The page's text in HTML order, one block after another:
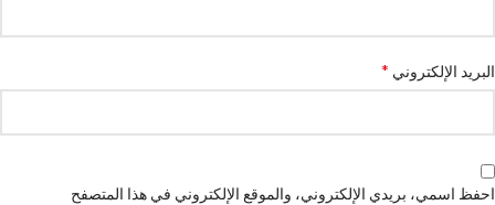
البريد الإلكتروني *
احفظ اسمي، بريدي الإلكتروني، والموقع الإلكتروني في هذا المتصفح